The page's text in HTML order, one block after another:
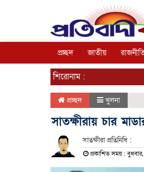
প্রচ্ছদ জাতীয়
শিরোনাম :
প্রচ্ছদ খুলনা
সাতক্ষীরায় চার
সাতক্ষীরা প্রতিনিধি :
প্রকাশিত সময় :